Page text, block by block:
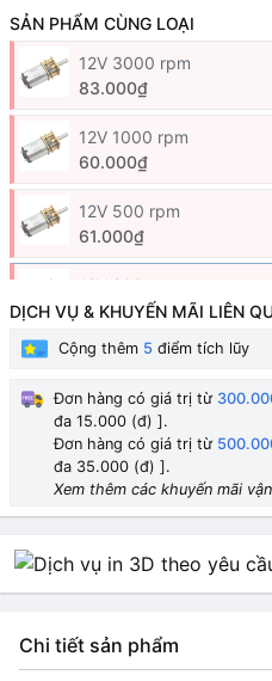
SẢN PHẨM CÙNG LOẠI
12V 3000 rpm
83.000₫
12V 1000 rpm
60.000₫
12V 500 rpm
61.000₫
12V 200 rpm
59.000₫
12V 100 rpm
12V 60 rpm
62.000₫
3V 200 rpm
12V 235 rpm
DỊCH VỤ & KHUYẾN MÃI LIÊN
Cộng thêm 5 điểm tích lũy
Đơn hàng có giá trị từ
đa 15.000 (đ) ].
Đơn hàng có giá trị từ
đa 35.000 (đ) ].
Xem thêm các khuyến mãi
Chi tiết sản phẩm